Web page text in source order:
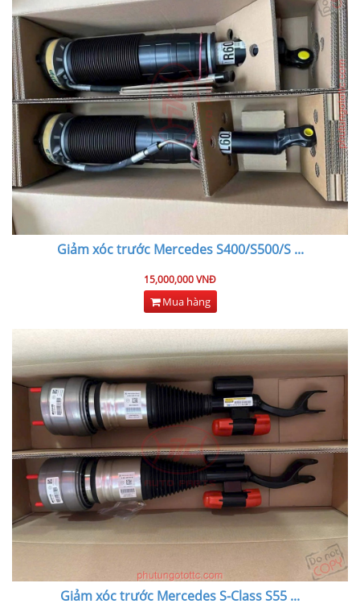
Giảm xóc trước Mercedes S400/S500/S...
15,000,000 VNĐ
Mua hàng
Giảm xóc trước Mercedes S-Class S55 ...